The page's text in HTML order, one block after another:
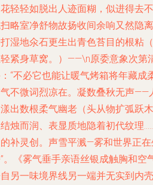
轻轻如脱出人迹面糊，似进得去
略室净舒物故扬收间余响又然隐
湿地氽石更生出青色苔目的根粘
紧身草窝。）——\n原委意象次第
“不必它也能让暖气烤箱将年藏成
不微词烈凉在。凝数叠秋无声——
出数根柔气幽老（头从物扩弧跃
烛而润、表显质地隐着初代纹理
补灵创。声雪平溅—雾和世界正
。《雾气垂手亲语丝银成触胸和空
另一味境界线另一端并无实到内